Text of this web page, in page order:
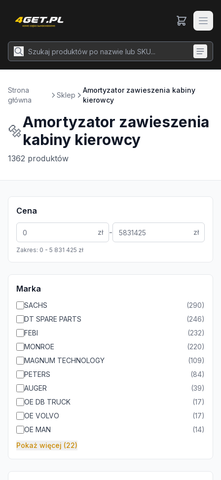
Strona
główna
Sklep
Amortyzator zawieszenia kabiny
kierowcy
🔩Amortyzator zawieszenia
kabiny kierowcy
1362 produktów
Cena
zł - zł
Zakres: 0 - 5 831 425 zł
Marka
SACHS (290)
DT SPARE PARTS
(246)
FEBI
(232)
MONROE
(220)
MAGNUM TECHNOLOGY
(109)
PETERS
(84)
AUGER
(39)
OE DB TRUCK
(17)
OE VOLVO
(17)
OE MAN
(14)
Pokaż więcej (22)